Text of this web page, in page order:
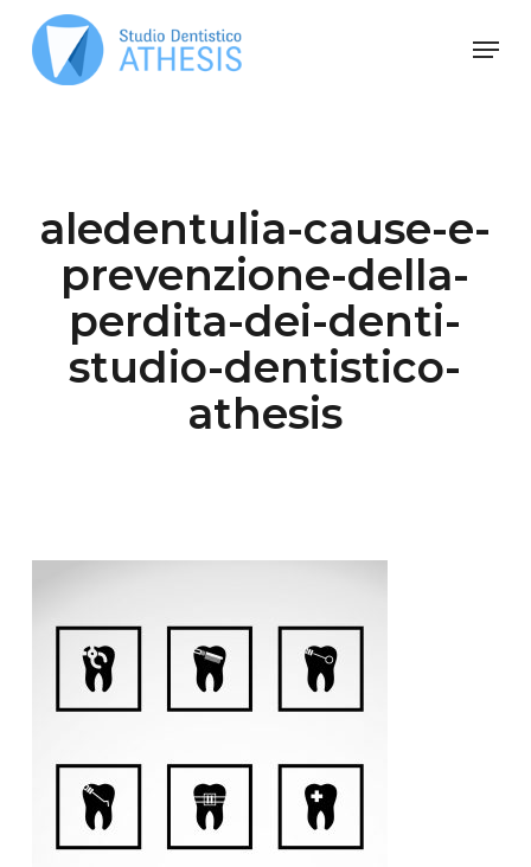
main
content
aledentulia-cause-e-
prevenzione-della-
perdita-dei-denti-
studio-dentistico-
athesis